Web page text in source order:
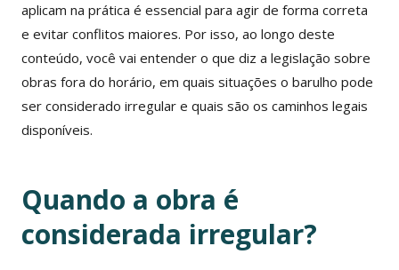
aplicam na prática é essencial para agir de forma correta
e evitar conflitos maiores. Por isso, ao longo deste
conteúdo, você vai entender o que diz a legislação sobre
obras fora do horário, em quais situações o barulho pode
ser considerado irregular e quais são os caminhos legais
disponíveis.
Quando a obra é
considerada irregular?